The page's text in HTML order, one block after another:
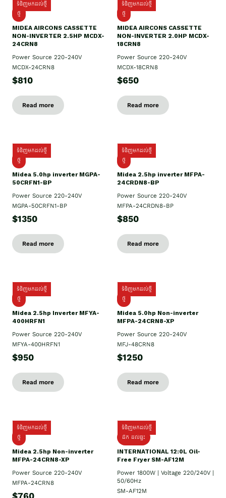
ទំនិញមកដល់ថ្មី
ថ្មី
MIDEA AIRCONS CASSETTE
NON-INVERTER 2.5HP MCDX-
24CRN8
Power Source 220-240V
MCDX-24CRN8
$810
Read more
ទំនិញមកដល់ថ្មី
ថ្មី
MIDEA AIRCONS CASSETTE
NON-INVERTER 2.0HP MCDX-
18CRN8
Power Source 220-240V
MCDX-18CRN8
$650
Read more
ទំនិញមកដល់ថ្មី
ថ្មី
Midea 5.0hp inverter MGPA-
50CRFN1-BP
Power Source 220-240V
MGPA-50CRFN1-BP
$1350
Read more
ទំនិញមកដល់ថ្មី
ថ្មី
Midea 2.5hp​ inverter MFPA-
24CRDN8-BP
Power Source 220-240V
MFPA-24CRDN8-BP
$850
Read more
ទំនិញមកដល់ថ្មី
ថ្មី
Midea 2.5hp Inverter MFYA-
400HRFN1
Power Source 220-240V
MFYA-400HRFN1
$950
Read more
ទំនិញមកដល់ថ្មី
ថ្មី
Midea 5.0hp Non-inverter
MFPA-24CRN8-XP
Power Source 220-240V
MFJ-48CRN8
$1250
Read more
ទំនិញមកដល់ថ្មី
ថ្មី
Midea 2.5hp Non-inverter
MFPA-24CRN8-XP
Power Source 220-240V
MFPA-24CRN8
ទំនិញមកដល់ថ្មី
ដឹក​ ដល់ផ្ទះ
INTERNATIONAL 12:0L Oil-
Free Fryer SM-AF12M
Power 1800W | Voltage 220/240V |
50/60Hz
SM-AF12M